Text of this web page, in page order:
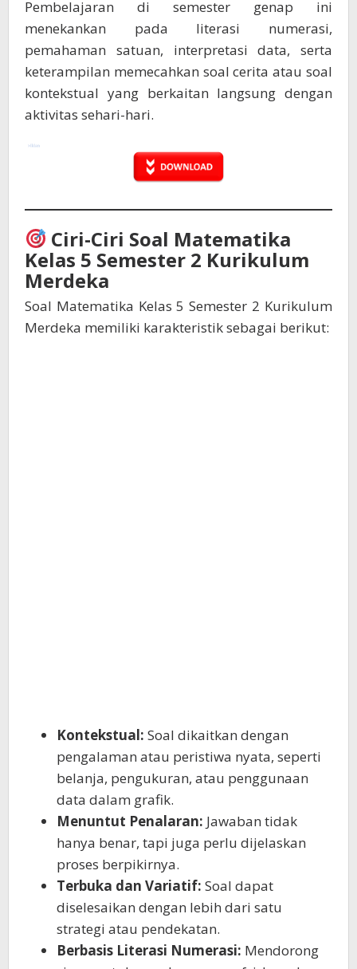
Pembelajaran di semester genap ini
menekankan pada literasi numerasi,
pemahaman satuan, interpretasi data, serta
keterampilan memecahkan soal cerita atau soal
kontekstual yang berkaitan langsung dengan
aktivitas sehari-hari.
Ciri-Ciri Soal Matematika
Kelas 5 Semester 2 Kurikulum
Merdeka
Soal Matematika Kelas 5 Semester 2 Kurikulum
Merdeka memiliki karakteristik sebagai berikut:
Kontekstual: Soal dikaitkan dengan
pengalaman atau peristiwa nyata, seperti
belanja, pengukuran, atau penggunaan
data dalam grafik.
Menuntut Penalaran: Jawaban tidak
hanya benar, tapi juga perlu dijelaskan
proses berpikirnya.
Terbuka dan Variatif: Soal dapat
diselesaikan dengan lebih dari satu
strategi atau pendekatan.
Berbasis Literasi Numerasi: Mendorong